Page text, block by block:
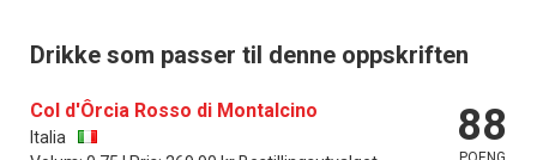
Drikke som passer til denne oppskriften
Col d'Ôrcia Rosso di Montalcino
Italia
88